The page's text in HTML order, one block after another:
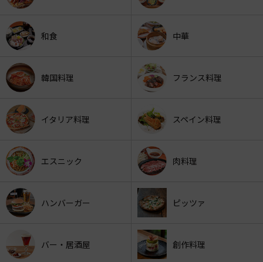
和食 中華
韓国料理 フランス料理
イタリア料理 スペイン料理
エスニック 肉料理
ハンバーガー ピッツァ
バー・居酒屋 創作料理